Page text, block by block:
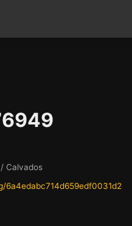
Calvados
6a4edabc714d659edf0031d2